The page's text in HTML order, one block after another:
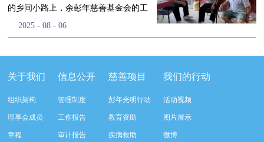
栋、李玲辉、郭启兴、梅鑫为余彭年慈
余彭年慈善基金会第四届理事会监事。
徐滨先生当选余彭年慈善基金会第四届
先生依次为新一任理事长徐滨先生及秘
新起点上，基金会将始终坚守创立初
心，继续沿着余彭年先生的慈善足迹稳
步前行：一方面将持续巩固已有的品牌
公益项目优势，把帮扶资源更精准地向
员、专业医护队伍走入乡间小路，随机
小路弯弯曲曲，两边是繁茂的林木，我
家中。简朴的乡村民居陈设简单，老人
往日家中大大小小的农活，全都压在了
老伴一人肩上。此前季爷爷的左眼早已
彻底失明，卧床的日子里视野一片昏
暗，行动受限再加上双目近乎失明，老
恢复光明，最重要的是减轻了患者家庭
事业的生动体现。随后余彭年慈善基金
光明行动”在内蒙的点点滴滴，并希望
覆盖，加强术后随访与科普宣传，同时
仪式后余彭年慈善基金会一行实地探访
了项目实施的一线情况，详细了解了患
流程就诊环节。 探访结束后，我们一行
的乡间小路上，余彭年慈善基金会的工
着一份特别的牵挂，走进了一个个普通
曾经被白内障困扰的老人，在接受
发生了怎样的变化。“现在能看清菜苗
来到涟源市渡头塘乡洪家村。72岁的曾
爷爷正在自家菜地里忙碌。他曾是村里
见，另一只眼睛的视力也越来越差。以
2025 - 08 - 06
关于我们
组织架构
理事会成员
章程
信息公开
管理制度
工作报告
审计报告
慈善项目
彭年光明行动
教育资助
疾病救助
我们的行动
活动视频
图片展示
微博